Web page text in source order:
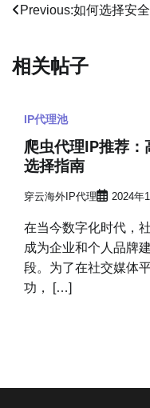
文
导
Previous:如何选择安
相关帖子
IP代理池
爬虫代理IP推荐：
选择指南
穿云海外IP代理 2024年
在当今数字化时代，
成为企业和个人品牌
段。为了在社交媒体
功， […]